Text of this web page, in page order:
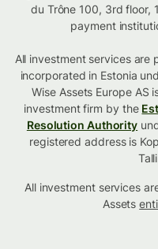
du Trône 100, 3rd floor,
payment
All investment services are
incorporated in Estonia
Wise Assets Europe AS
investment firm by the
Resolution Authority
registered address is
All investment services
Assets